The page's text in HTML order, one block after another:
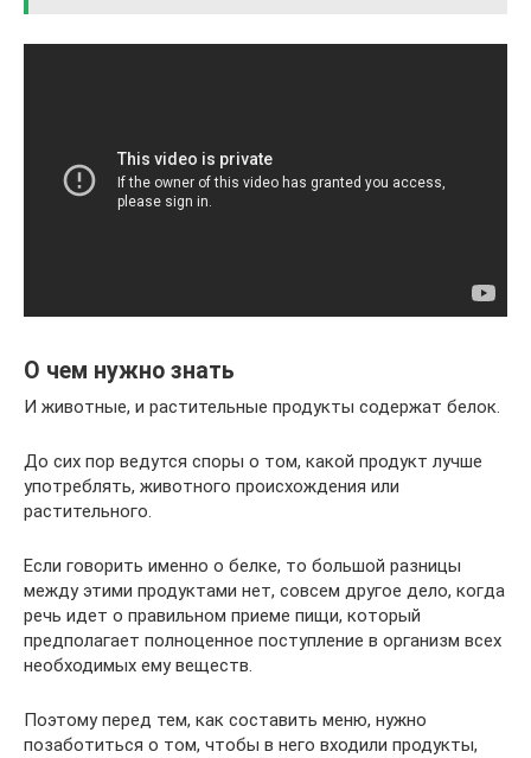
О чем нужно знать
И животные, и растительные продукты содержат белок.
До сих пор ведутся споры о том, какой продукт лучше
употреблять, животного происхождения или
растительного.
Если говорить именно о белке, то большой разницы
между этими продуктами нет, совсем другое дело, когда
речь идет о правильном приеме пищи, который
предполагает полноценное поступление в организм всех
необходимых ему веществ.
Поэтому перед тем, как составить меню, нужно
позаботиться о том, чтобы в него входили продукты,